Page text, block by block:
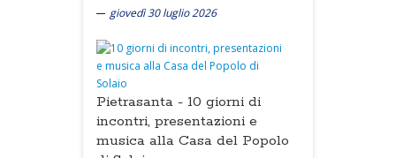
giovedì 30 luglio 2026
Pietrasanta - 10 giorni di
incontri, presentazioni e
musica alla Casa del Popolo